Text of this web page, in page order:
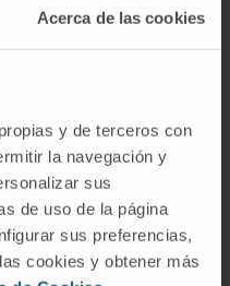
Acerca de las cookies
y de terceros con
la navegación y
sus
de uso de la página
sus preferencias,
cookies y obtener más
del virus y la
Meurs, del Instituto
una proteína
la hepatitis C que
y que también
en trastornos
enfermedad de
por BNP